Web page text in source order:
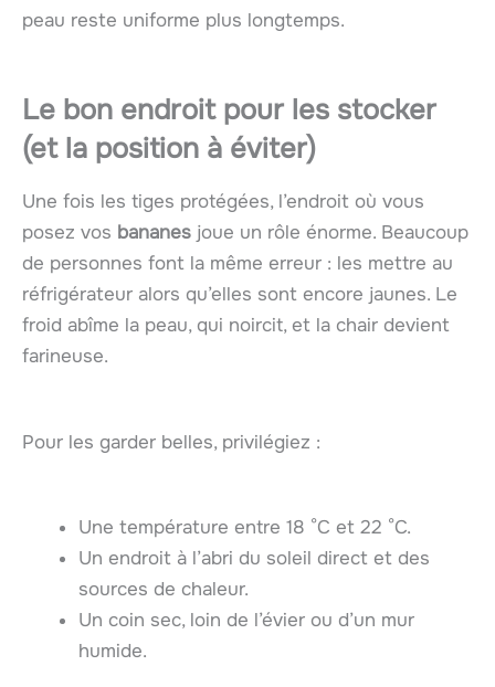
peau reste uniforme plus longtemps.
Le bon endroit pour les stocker
(et la position à éviter)
Une fois les tiges protégées, l’endroit où vous
posez vos bananes joue un rôle énorme. Beaucoup
de personnes font la même erreur : les mettre au
réfrigérateur alors qu’elles sont encore jaunes. Le
froid abîme la peau, qui noircit, et la chair devient
farineuse.
Pour les garder belles, privilégiez :
Une température entre 18 °C et 22 °C.
Un endroit à l’abri du soleil direct et des
sources de chaleur.
Un coin sec, loin de l’évier ou d’un mur
humide.